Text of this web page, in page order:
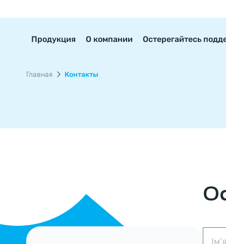
Продукция О компании
Остерегайтесь
Главная Контакты